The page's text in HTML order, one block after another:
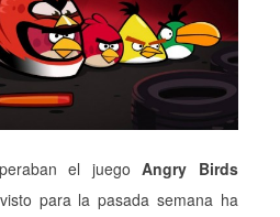
el juegoAngry Birds
para la pasada semana ha